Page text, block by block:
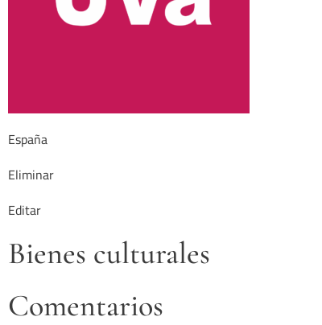
España
Eliminar
Editar
Bienes culturales
Comentarios